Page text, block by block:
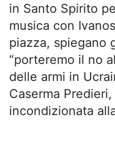
in Santo Spirito
musica con
piazza, spiegano
“porteremo il no
delle armi in
Caserma
incondizionata